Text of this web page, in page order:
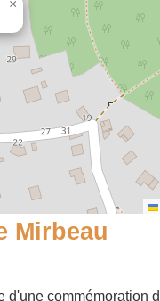
×
Mirbeau
d'une